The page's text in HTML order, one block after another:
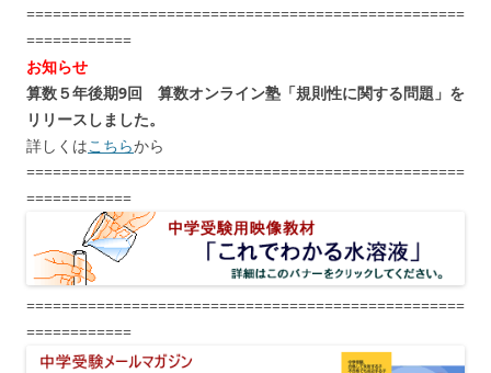
==================================================
============
お知らせ
算数５年後期9回 算数オンライン塾「規則性に関する問題」を
リリースしました。
詳しくはこちらから
==================================================
============
==================================================
============